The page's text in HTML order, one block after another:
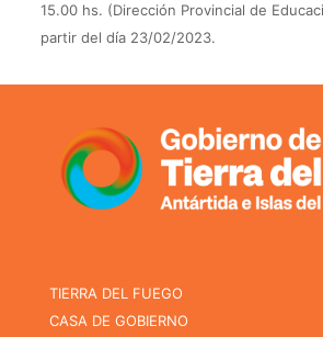
15.00 hs. (Dirección Provincial de
partir del día 23/02/2023.
TIERRA DEL FUEGO
CASA DE GOBIERNO